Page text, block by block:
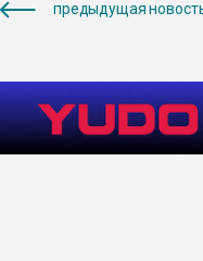
предыдущая